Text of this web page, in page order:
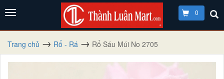
0
Trang chủ Rổ - Rá Rổ Sáu Múi No 2705